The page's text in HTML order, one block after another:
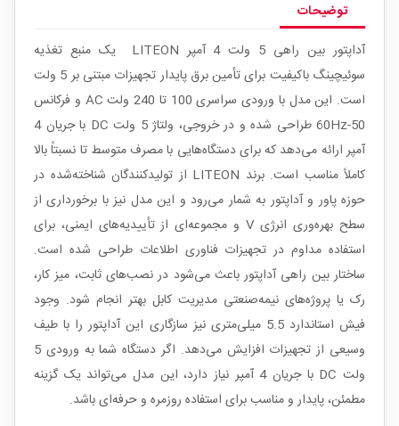
توضیحات
آداپتور بین راهی 5 ولت 4 آمپر LITEON یک منبع تغذیه
سوئیچینگ باکیفیت برای تأمین برق پایدار تجهیزات مبتنی بر 5 ولت
است. این مدل با ورودی سراسری 100 تا 240 ولت AC و فرکانس
50-60Hz طراحی شده و در خروجی، ولتاژ 5 ولت DC با جریان 4
آمپر ارائه می‌دهد که برای دستگاه‌هایی با مصرف متوسط تا نسبتاً بالا
کاملاً مناسب است. برند LITEON از تولیدکنندگان شناخته‌شده در
حوزه پاور و آداپتور به شمار می‌رود و این مدل نیز با برخورداری از
سطح بهره‌وری انرژی V و مجموعه‌ای از تأییدیه‌های ایمنی، برای
استفاده مداوم در تجهیزات فناوری اطلاعات طراحی شده است.
ساختار بین راهی آداپتور باعث می‌شود در نصب‌های ثابت، میز کار،
رک یا پروژه‌های نیمه‌صنعتی مدیریت کابل بهتر انجام شود. وجود
فیش استاندارد 5.5 میلی‌متری نیز سازگاری این آداپتور را با طیف
وسیعی از تجهیزات افزایش می‌دهد. اگر دستگاه شما به ورودی 5
ولت DC با جریان 4 آمپر نیاز دارد، این مدل می‌تواند یک گزینه
مطمئن، پایدار و مناسب برای استفاده روزمره و حرفه‌ای باشد.